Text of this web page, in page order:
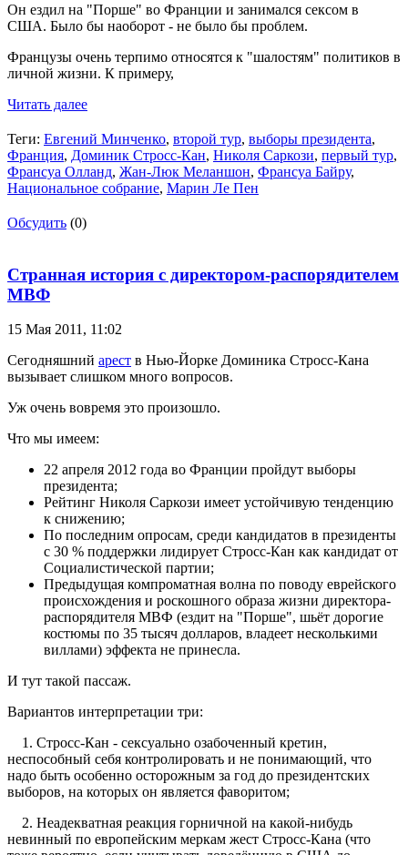
Он ездил на "Порше" во Франции и занимался сексом в
США. Было бы наоборот - не было бы проблем.
Французы очень терпимо относятся к "шалостям" политиков в
личной жизни. К примеру,
Читать далее
Теги: Евгений Минченко, второй тур, выборы президента,
Франция, Доминик Стросс-Кан, Николя Саркози, первый тур,
Франсуа Олланд, Жан-Люк Меланшон, Франсуа Байру,
Национальное собрание, Марин Ле Пен
Обсудить (0)
Странная история с директором-распорядителем
МВФ
15 Мая 2011, 11:02
Сегодняшний арест в Нью-Йорке Доминика Стросс-Кана
вызывает слишком много вопросов.
Уж очень вовремя это произошло.
Что мы имеем:
22 апреля 2012 года во Франции пройдут выборы
президента;
Рейтинг Николя Саркози имеет устойчивую тенденцию
к снижению;
По последним опросам, среди кандидатов в президенты
с 30 % поддержки лидирует Стросс-Кан как кандидат от
Социалистической партии;
Предыдущая компроматная волна по поводу еврейского
происхождения и роскошного образа жизни директора-
распорядителя МВФ (ездит на "Порше", шьёт дорогие
костюмы по 35 тысяч долларов, владеет несколькими
виллами) эффекта не принесла.
И тут такой пассаж.
Вариантов интерпретации три:
1. Стросс-Кан - сексуально озабоченный кретин,
неспособный себя контролировать и не понимающий, что
надо быть особенно осторожным за год до президентских
выборов, на которых он является фаворитом;
2. Неадекватная реакция горничной на какой-нибудь
невинный по европейским меркам жест Стросс-Кана (что